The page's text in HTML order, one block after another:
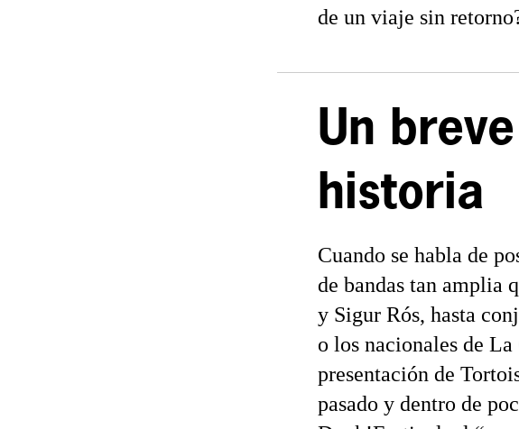
de un viaje sin
Un
historia
Cuando se habla de
de bandas tan amplia
y Sigur Rós, hasta
o los nacionales de
presentación de
pasado y dentro de